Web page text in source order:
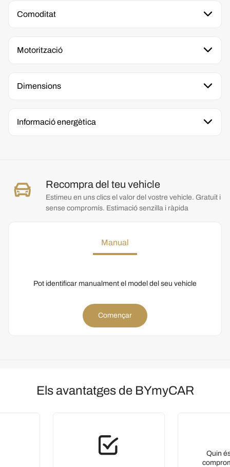
Comoditat
Motorització
Dimensions
Informació energètica
Recompra del teu vehicle
Estimeu en uns clics el valor del vostre vehicle. Gratuït i
sense compromís. Estimació senzilla i ràpida
Manual
Pot identificar manualment el model del seu vehicle
Començar
Els avantatges de BYmyCAR
Quin